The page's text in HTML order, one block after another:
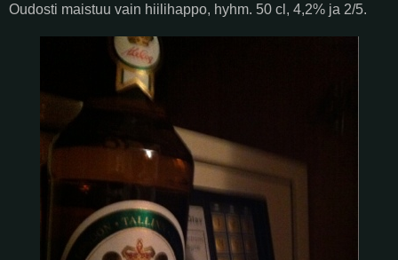
Oudosti maistuu vain hiilihappo, hyhm. 50 cl, 4,2% ja 2/5.